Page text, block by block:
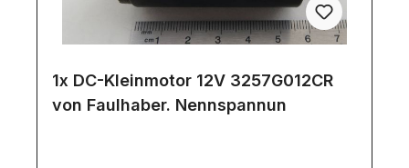
1x DC-Kleinmotor 12V 3257G012CR
von Faulhaber. Nennspannun